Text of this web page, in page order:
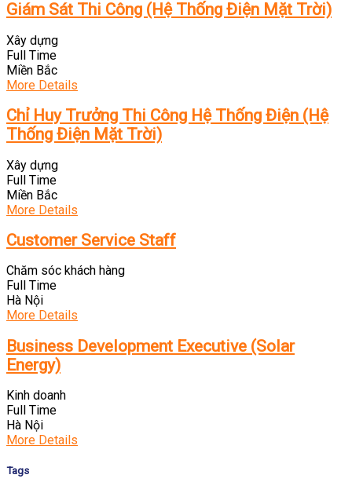
Giám Sát Thi Công (Hệ Thống Điện Mặt Trời)
Xây dựng
Full Time
Miền Bắc
More Details
Chỉ Huy Trưởng Thi Công Hệ Thống Điện (Hệ
Thống Điện Mặt Trời)
Xây dựng
Full Time
Miền Bắc
More Details
Customer Service Staff
Chăm sóc khách hàng
Full Time
Hà Nội
More Details
Business Development Executive (Solar
Energy)
Kinh doanh
Full Time
Hà Nội
More Details
Tags